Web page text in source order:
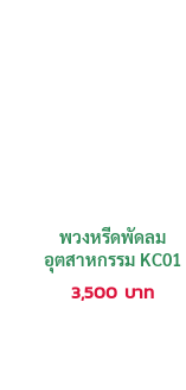
พวงหรีดพัดลม
อุตสาหกรรม KC01
3,500 บาท